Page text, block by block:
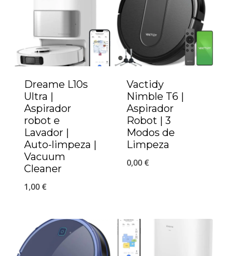
Dreame L10s
Ultra |
Aspirador
robot e
Lavador |
Auto-limpeza |
Vacuum
Cleaner
1,00 €
Vactidy
Nimble T6 |
Aspirador
Robot | 3
Modos de
Limpeza
0,00 €